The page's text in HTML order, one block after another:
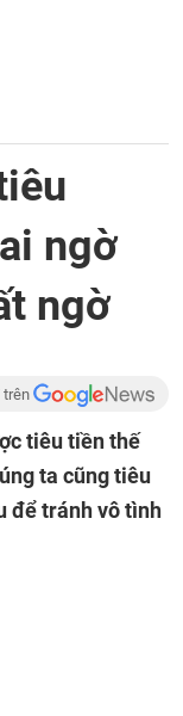
ngờ
ngờ
trên
tiêu tiền thế
ta cũng tiêu
để tránh vô tình